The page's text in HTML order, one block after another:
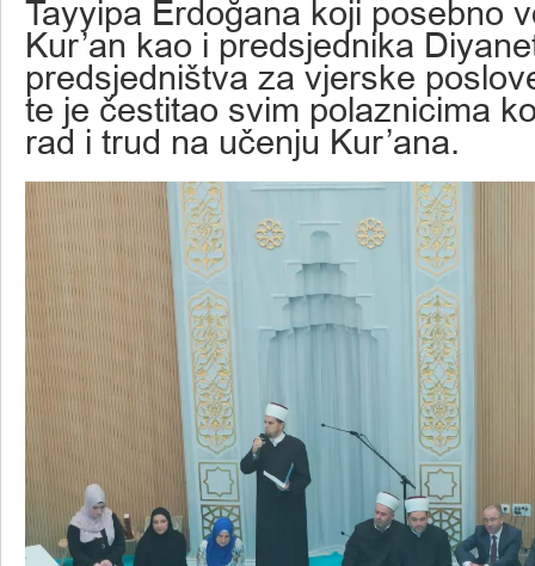
Tayyipa Erdoğana koji posebno
Kur’an kao i predsjednika
predsjedništva za vjerske
te je čestitao svim polaznicima
rad i trud na učenju Kur’ana.